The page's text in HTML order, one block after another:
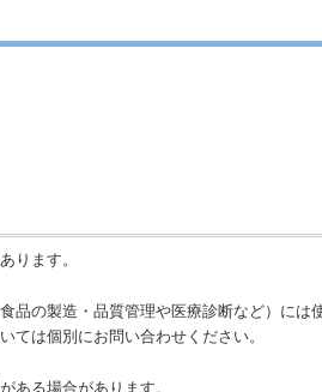
ります。
の製造・品質管理や医療診断など）には
は個別にお問い合わせください。
ある場合があります。